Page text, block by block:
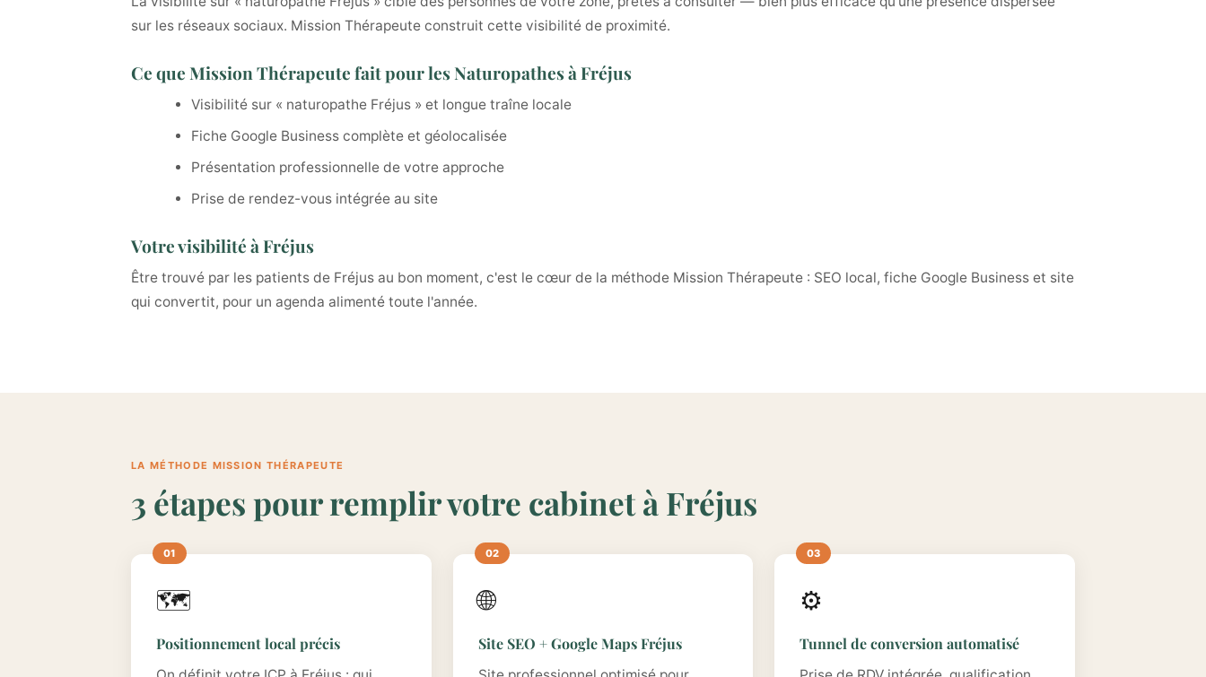
sur les réseaux sociaux. Mission Thérapeute construit cette visibilité de proximité.
Ce que Mission Thérapeute fait pour les Naturopathes à Fréjus
Visibilité sur « naturopathe Fréjus » et longue traîne locale
Fiche Google Business complète et géolocalisée
Présentation professionnelle de votre approche
Prise de rendez-vous intégrée au site
Votre visibilité à Fréjus
Être trouvé par les patients de Fréjus au bon moment, c'est le cœur de la méthode Mission Thérapeute : SEO local, fiche Google Business et site
qui convertit, pour un agenda alimenté toute l'année.
LA MÉTHODE MISSION THÉRAPEUTE
3 étapes pour remplir votre cabinet à Fréjus
🗺️
Positionnement local précis
🌐
Site SEO + Google Maps Fréjus
⚙️
Tunnel de conversion automatisé